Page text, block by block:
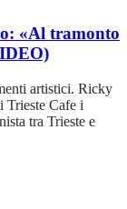
«Al tramonto
artistici. Ricky
Trieste Cafe i
tra Trieste e